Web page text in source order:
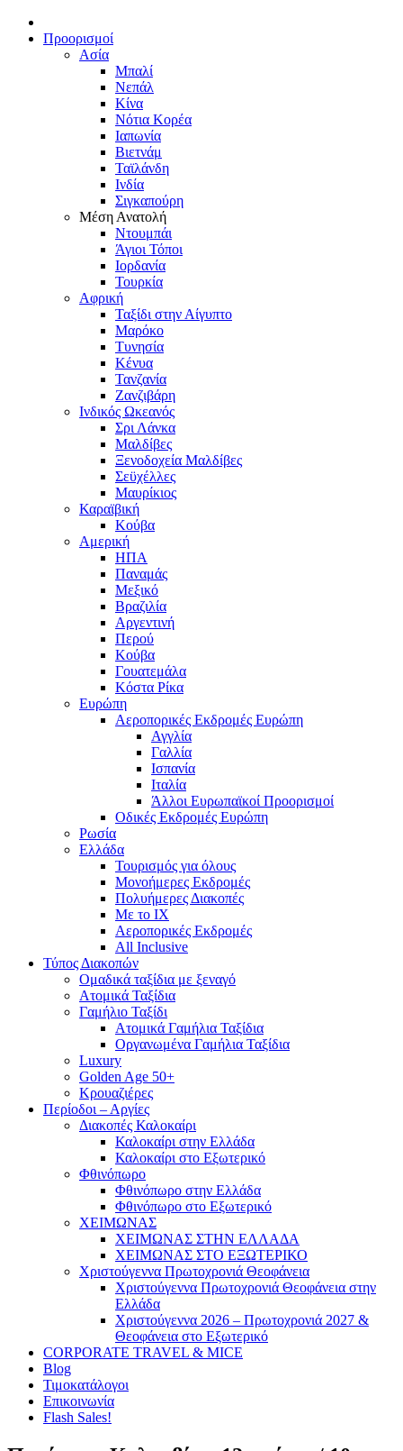
Προορισμοί
Ασία
Μπαλί
Νεπάλ
Κίνα
Νότια Κορέα
Ιαπωνία
Βιετνάμ
Ταϊλάνδη
Ινδία
Σιγκαπούρη
Μέση Ανατολή
Ντουμπάι
Άγιοι Τόποι
Ιορδανία
Τουρκία
Αφρική
Ταξίδι στην Αίγυπτο
Μαρόκο
Τυνησία
Κένυα
Τανζανία
Ζανζιβάρη
Ινδικός Ωκεανός
Σρι Λάνκα
Μαλδίβες
Ξενοδοχεία Μαλδίβες
Σεϋχέλλες
Μαυρίκιος
Καραϊβική
Κούβα
Αμερική
ΗΠΑ
Παναμάς
Μεξικό
Βραζιλία
Αργεντινή
Περού
Κούβα
Γουατεμάλα
Κόστα Ρίκα
Ευρώπη
Αεροπορικές Εκδρομές Ευρώπη
Αγγλία
Γαλλία
Ισπανία
Ιταλία
Άλλοι Ευρωπαϊκοί Προορισμοί
Οδικές Εκδρομές Ευρώπη
Ρωσία
Ελλάδα
Τουρισμός για όλους
Mονοήμερες Εκδρομές
Πολυήμερες Διακοπές
Με το ΙΧ
Αεροπορικές Εκδρομές
All Inclusive
Τύπος Διακοπών
Ομαδικά ταξίδια με ξεναγό
Ατομικά Ταξίδια
Γαμήλιο Ταξίδι
Ατομικά Γαμήλια Ταξίδια
Οργανωμένα Γαμήλια Ταξίδια
Luxury
Golden Age 50+
Κρουαζιέρες
Περίοδοι – Αργίες
Διακοπές Καλοκαίρι
Καλοκαίρι στην Ελλάδα
Καλοκαίρι στο Εξωτερικό
Φθινόπωρο
Φθινόπωρο στην Ελλάδα
Φθινόπωρο στο Εξωτερικό
ΧΕΙΜΩΝΑΣ
ΧΕΙΜΩΝΑΣ ΣΤΗΝ ΕΛΛΑΔΑ
ΧΕΙΜΩΝΑΣ ΣΤΟ ΕΞΩΤΕΡΙΚΟ
Χριστούγεννα Πρωτοχρονιά Θεοφάνεια
Χριστούγεννα Πρωτοχρονιά Θεοφάνεια στην
Ελλάδα
Χριστούγεννα 2026 – Πρωτοχρονιά 2027 &
Θεοφάνεια στο Εξωτερικό
CORPORATE TRAVEL & MICE
Blog
Τιμοκατάλογοι
Επικοινωνία
Flash Sales!